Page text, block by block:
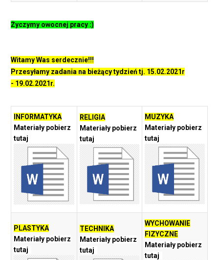
Życzymy owocnej pracy :)
Witamy Was serdecznie!!!
Przesyłamy zadania na bieżący tydzień tj. 15.02.2021r
- 19.02.2021r.
INFORMATYKA
Materiały pobierz
tutaj
RELIGIA
Materiały pobierz
tutaj
MUZYKA
Materiały pobierz
tutaj
PLASTYKA
Materiały pobierz
tutaj
TECHNIKA
Materiały pobierz
tutaj
WYCHOWANIE
FIZYCZNE
Materiały pobierz
tutaj